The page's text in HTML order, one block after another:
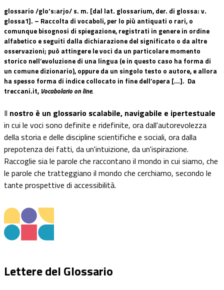
glossario /glo's:arjo/ s. m. [dal lat. glossarium, der. di glossa: v.
glossa1]. – Raccolta di vocaboli, per lo più antiquati o rari, o
comunque bisognosi di spiegazione, registrati in genere in ordine
alfabetico e seguiti dalla dichiarazione del significato o da altre
osservazioni; può attingere le voci da un particolare momento
storico nell’evoluzione di una lingua (e in questo caso ha forma di
un comune dizionario), oppure da un singolo testo o autore, e allora
ha spesso forma di indice collocato in fine dell’opera [...]. Da
treccani.it, Vocabolario on line.
Il nostro è un glossario scalabile, navigabile e ipertestuale
in cui le voci sono definite e ridefinite, ora dall'autorevolezza
della storia e delle discipline scientifiche e sociali, ora dalla
prepotenza dei fatti, da un'intuizione, da un'ispirazione.
Raccoglie sia le parole che raccontano il mondo in cui siamo, che
le parole che tratteggiano il mondo che cerchiamo, secondo le
tante prospettive di accessibilità.
Lettere del Glossario